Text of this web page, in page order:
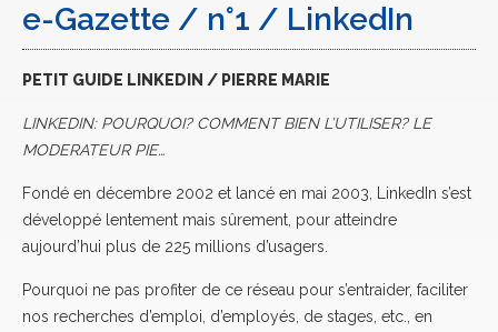
e-Gazette / n°1 / LinkedIn
PETIT GUIDE LINKEDIN / PIERRE MARIE
LINKEDIN: POURQUOI? COMMENT BIEN L’UTILISER? LE
MODERATEUR PIE…
Fondé en décembre 2002 et lancé en mai 2003, LinkedIn s’est
développé lentement mais sûrement, pour atteindre
aujourd’hui plus de 225 millions d’usagers.
Pourquoi ne pas profiter de ce réseau pour s’entraider, faciliter
nos recherches d’emploi, d’employés, de stages, etc., en